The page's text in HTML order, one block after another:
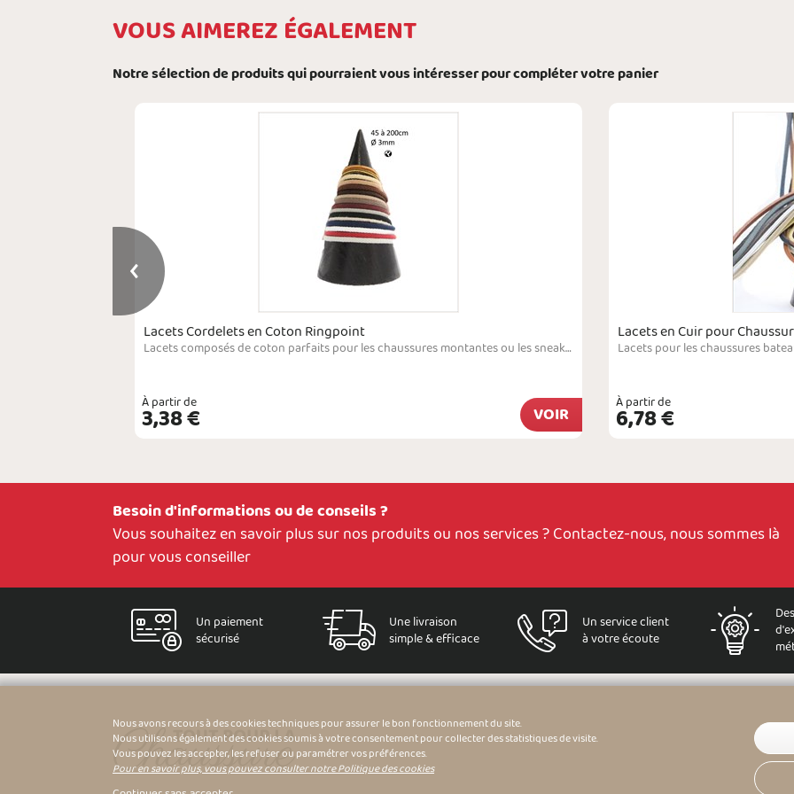
VOUS AIMEREZ ÉGALEMENT
Notre sélection de produits qui pourraient vous intéresser pour compléter votre panier
Lacets Cordelets en Coton Ringpoint
Lacets composés de coton parfaits pour les chaussures montantes ou les sneakers et pour assurer un style à la fois naturel et élégant.Les lacets D 47 Jaune et D 48 Or correspondent aux lacets sur les chaussures Timberland ou Caterpillar. Leur diamètre est de 3 mm et le tressage est serré. La longueur des lacets s'échelonne de 45 cm à 200 cm, ce qui offre la possibilité de les utiliser pour les bottes, les chaussures de sport ou sneakers (AdidasNM…
À partir de
3,38 € VOIR
Lacets en Cuir pour
À partir de
6,78 €
Besoin d'informations ou de conseils ?
Vous souhaitez en savoir plus sur nos produits ou nos services ? Contactez-nous, nous sommes là
pour vous conseiller
Un paiement
sécurisé
Une livraison
simple & efficace
Un service client
à votre écoute
Nous avons recours à des cookies techniques pour assurer le bon fonctionnement du site.
Nous utilisons également des cookies soumis à votre consentement pour collecter des statistiques de visite.
Vous pouvez les accepter, les refuser ou paramétrer vos préférences.
Pour en savoir plus, vous pouvez consulter notre Politique des cookies